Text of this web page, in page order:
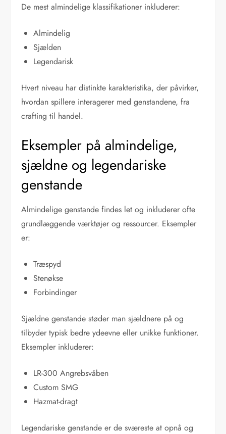
De mest almindelige klassifikationer inkluderer:
Almindelig
Sjælden
Legendarisk
Hvert niveau har distinkte karakteristika, der påvirker,
hvordan spillere interagerer med genstandene, fra
crafting til handel.
Eksempler på almindelige,
sjældne og legendariske
genstande
Almindelige genstande findes let og inkluderer ofte
grundlæggende værktøjer og ressourcer. Eksempler
er:
Træspyd
Stenøkse
Forbindinger
Sjældne genstande støder man sjældnere på og
tilbyder typisk bedre ydeevne eller unikke funktioner.
Eksempler inkluderer:
LR-300 Angrebsvåben
Custom SMG
Hazmat-dragt
Legendariske genstande er de sværeste at opnå og